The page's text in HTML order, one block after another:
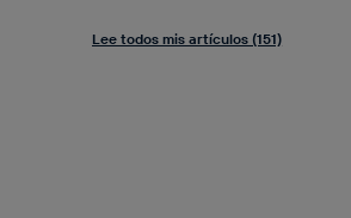
Lee todos mis artículos (151)